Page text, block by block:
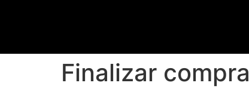
Finalizar compra